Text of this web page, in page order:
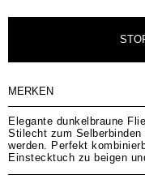
MERKEN
Elegante dunkelbraune
Stilecht zum
werden. Perfekt
Einstecktuch zu beigen